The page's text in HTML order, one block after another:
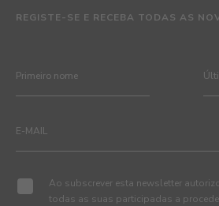
REGISTE-SE E RECEBA TODAS AS
Ao subscrever esta newsletter
todas as suas participadas a